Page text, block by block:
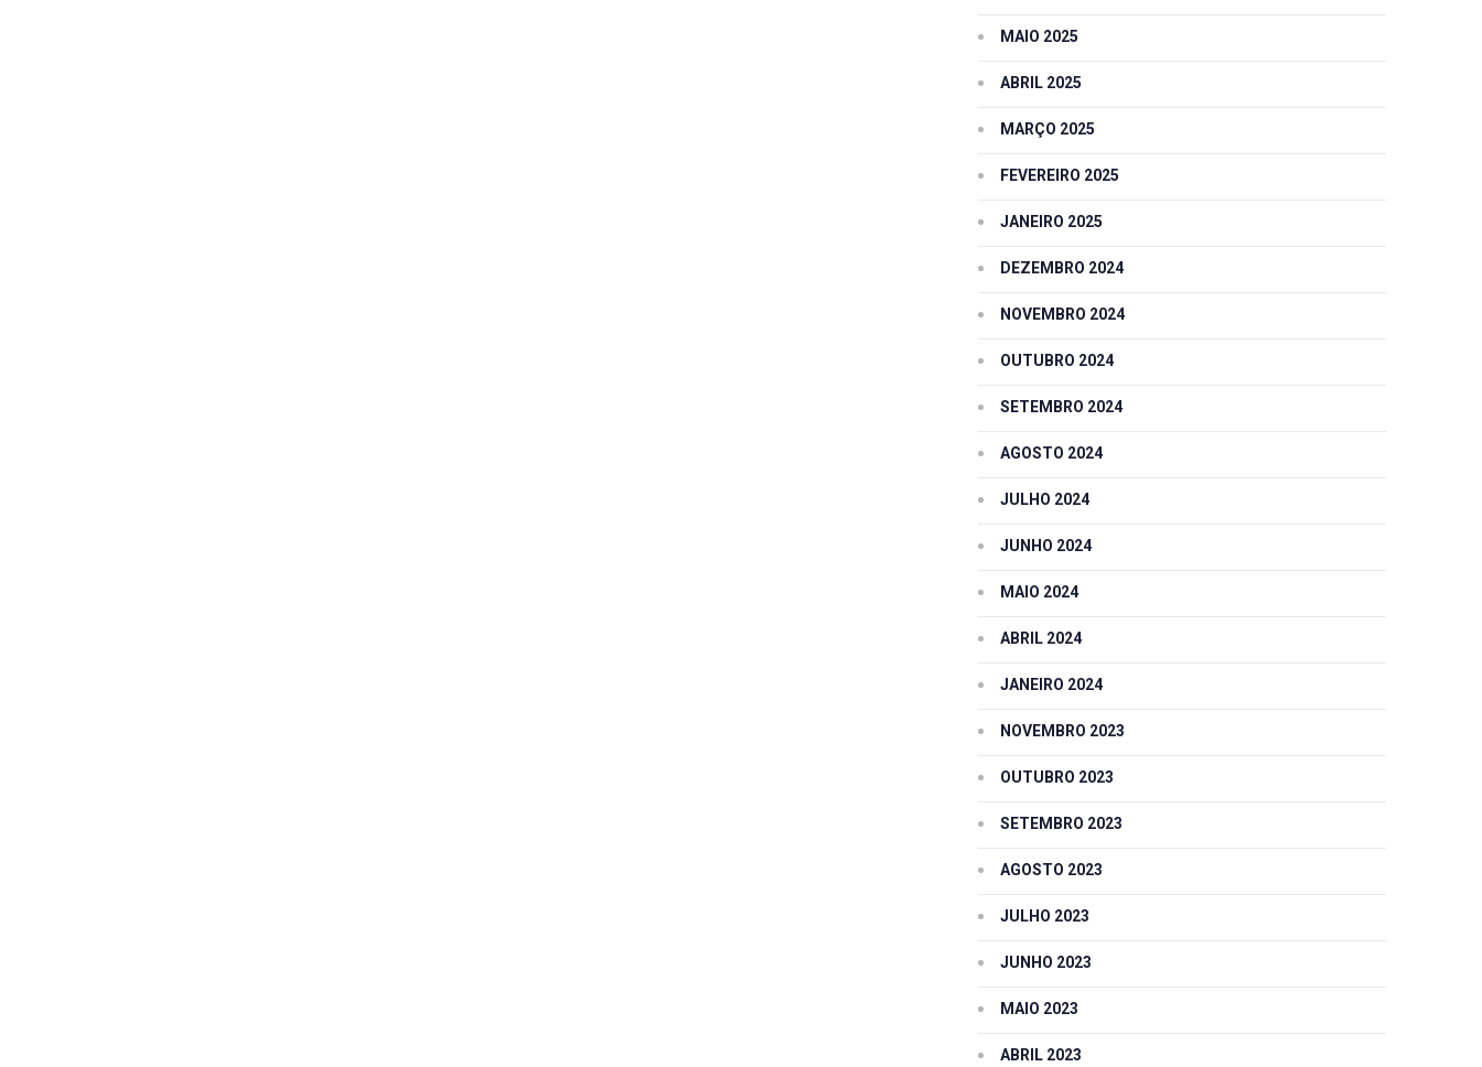
MAIO 2025
ABRIL 2025
MARÇO 2025
FEVEREIRO 2025
JANEIRO 2025
DEZEMBRO 2024
NOVEMBRO 2024
OUTUBRO 2024
SETEMBRO 2024
AGOSTO 2024
JULHO 2024
JUNHO 2024
MAIO 2024
ABRIL 2024
JANEIRO 2024
NOVEMBRO 2023
OUTUBRO 2023
SETEMBRO 2023
AGOSTO 2023
JULHO 2023
JUNHO 2023
MAIO 2023
ABRIL 2023